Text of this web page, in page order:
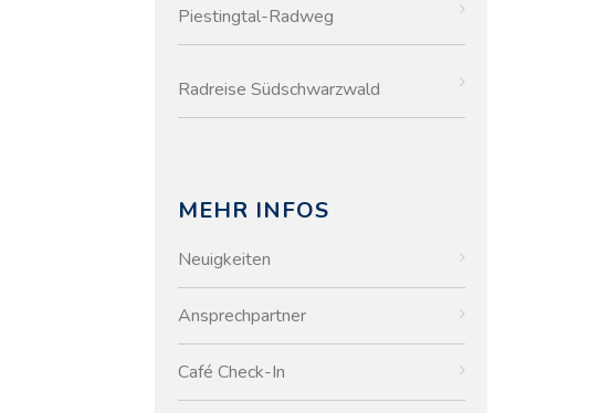
Piestingtal-Radweg
Radreise Südschwarzwald
MEHR INFOS
Neuigkeiten
Ansprechpartner
Café Check-In